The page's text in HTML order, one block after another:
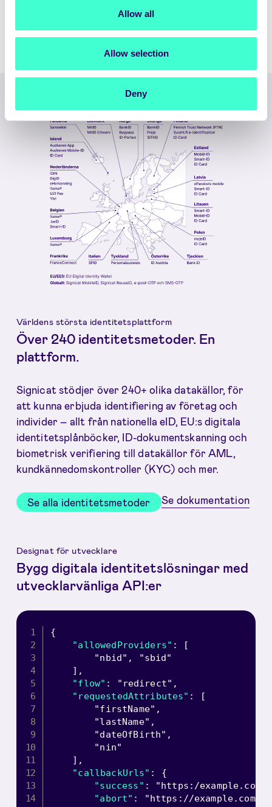
Allow all
Allow selection
Deny
Mer om Trust Orchestration
Världens största identitetsplattform
Över 240 identitetsmetoder. En
plattform.
Signicat stödjer över 240+ olika datakällor, för
att kunna erbjuda identifiering av företag och
individer – allt från nationella eID, EU:s digitala
identitetsplånböcker, ID-dokumentskanning och
biometrisk verifiering till datakällor för AML,
kundkännedomskontroller (KYC) och mer.
Se alla identitetsmetoder Se dokumentation
{
"allowedProviders" :
[
"nbid" ,
"sbid"
] ,
"flow" : "redirect" ,
"requestedAttributes" :
[
"firstName" ,
"lastName" ,
"dateOfBirth" ,
"nin"
] ,
"callbackUrls" :
{
"success" :
"https:/example.com/
"abort" :
"https://example.com/
Designat för utvecklare
Bygg digitala identitetslösningar med
utvecklarvänliga API:er